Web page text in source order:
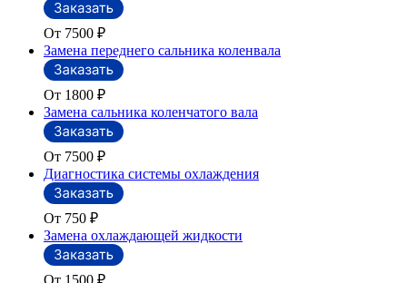
От 7500 ₽
Замена переднего сальника коленвала
От 1800 ₽
Замена сальника коленчатого вала
От 7500 ₽
Диагностика системы охлаждения
От 750 ₽
Замена охлаждающей жидкости